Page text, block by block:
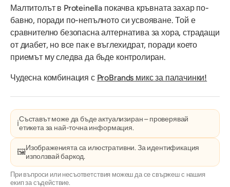
Малтитолът в Proteinella покачва кръвната захар по-
бавно, поради по-непълното си усвояване. Той е
сравнително безопасна алтернатива за хора, страдащи
от диабет, но все пак е въглехидрат, поради което
приемът му следва да бъде контролиран.
Чудесна комбинация с ProBrands микс за палачинки!
ℹ️Съставът може да бъде актуализиран – проверявай
етикета за най-точна информация.
🖼️Изображенията са илюстративни. За идентификация
използвай баркод.
При въпроси или несъответствия можеш да се свържеш с нашия
екип за съдействие.